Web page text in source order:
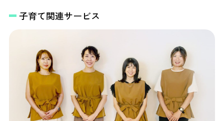
子育て関連サービス